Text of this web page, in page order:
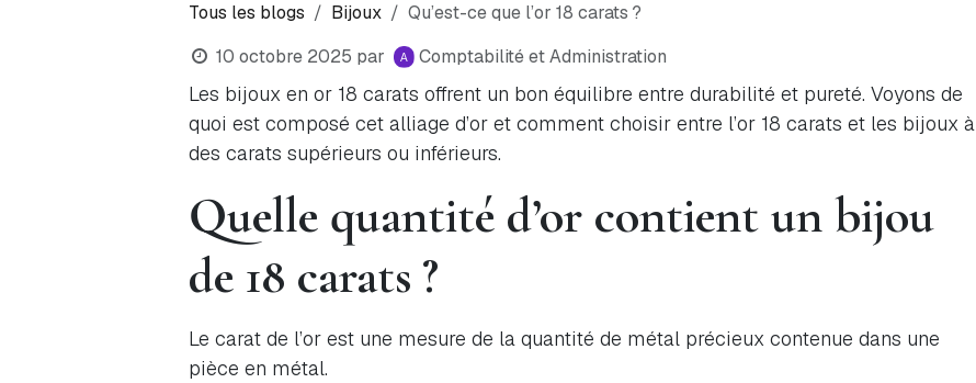
Tous les blogs Bijoux
Qu’est-ce que l’or 18 carats ?
10 octobre 2025 par Comptabilité et Administration
Les bijoux en or 18 carats offrent un bon équilibre entre durabilité et pureté. Voyons de
quoi est composé cet alliage d’or et comment choisir entre l’or 18 carats et les bijoux à
des carats supérieurs ou inférieurs.
Quelle quantité d’or contient un bijou
de 18 carats ?
Le carat de l’or est une mesure de la quantité de métal précieux contenue dans une
pièce en métal.